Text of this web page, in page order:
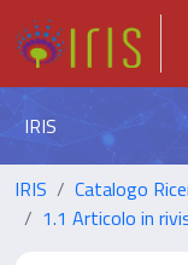
IRIS
IRIS Catalogo
1.1 Articolo in